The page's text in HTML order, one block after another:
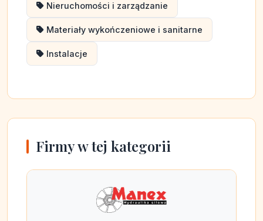
Nieruchomości i zarządzanie
Materiały wykończeniowe i sanitarne
Instalacje
Firmy w tej kategorii